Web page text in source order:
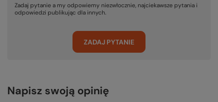
Zadaj pytanie a my odpowiemy niezwłocznie, najciekawsze pytania i
odpowiedzi publikując dla innych.
ZADAJ PYTANIE
Napisz swoją opinię